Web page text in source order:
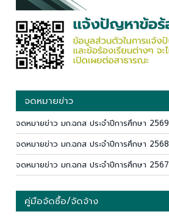
จดหมายข่าว
จดหมายข่าว มก.ฉกส ประจำปีการศึกษา 2569
จดหมายข่าว มก.ฉกส ประจำปีการศึกษา 2568
จดหมายข่าว มก.ฉกส ประจำปีการศึกษา 2567
คู่มือจัดซื้อ/จัดจ้าง